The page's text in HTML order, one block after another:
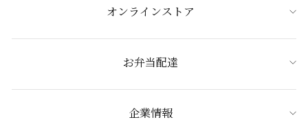
オンラインストア
お弁当配達
企業情報